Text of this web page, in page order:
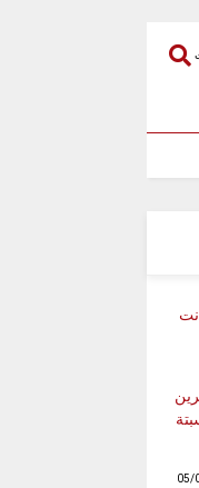
حين كانت
05/